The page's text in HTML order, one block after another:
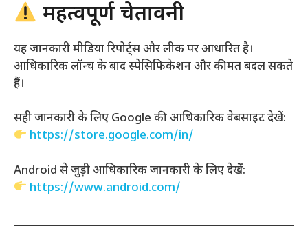
महत्वपूर्ण चेतावनी
यह जानकारी मीडिया रिपोर्ट्स और लीक पर आधारित है।
आधिकारिक लॉन्च के बाद स्पेसिफिकेशन और कीमत बदल सकते
हैं।
सही जानकारी के लिए Google की आधिकारिक वेबसाइट देखें:
https://store.google.com/in/
Android से जुड़ी आधिकारिक जानकारी के लिए देखें:
https://www.android.com/